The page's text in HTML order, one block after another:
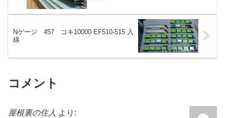
Nゲージ 457 コキ10000 EF510-515 入
線
コメント
屋根裏の住人 より: